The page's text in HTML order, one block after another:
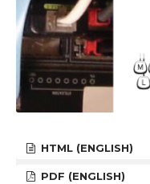
HTML (ENGLISH)
PDF (ENGLISH)